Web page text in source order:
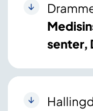
senter,